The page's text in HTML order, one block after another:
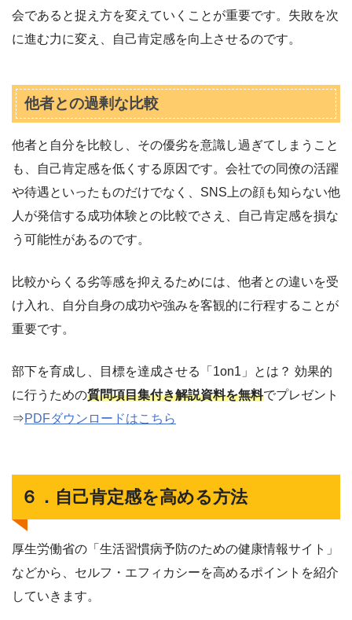
会であると捉え方を変えていくことが重要です。失敗を次
に進む力に変え、自己肯定感を向上させるのです。
他者との過剰な比較
他者と自分を比較し、その優劣を意識し過ぎてしまうこと
も、自己肯定感を低くする原因です。会社での同僚の活躍
や待遇といったものだけでなく、SNS上の顔も知らない他
人が発信する成功体験との比較でさえ、自己肯定感を損な
う可能性があるのです。
比較からくる劣等感を抑えるためには、他者との違いを受
け入れ、自分自身の成功や強みを客観的に行程することが
重要です。
部下を育成し、目標を達成させる「1on1」とは？ 効果的
に行うための質問項目集付き解説資料を無料でプレゼント
⇒PDFダウンロードはこちら
６．自己肯定感を高める方法
厚生労働省の「生活習慣病予防のための健康情報サイト」
などから、セルフ・エフィカシーを高めるポイントを紹介
していきます。